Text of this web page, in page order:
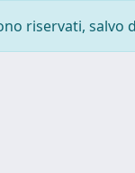
riservati, salvo